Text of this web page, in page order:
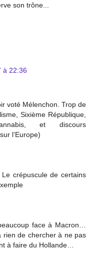
son trône...
à 22:36
voté Mélenchon. Trop de
Sixième République,
et discours
l’Europe)
crépuscule de certains
face à Macron…
rien de chercher à ne pas
à faire du Hollande…